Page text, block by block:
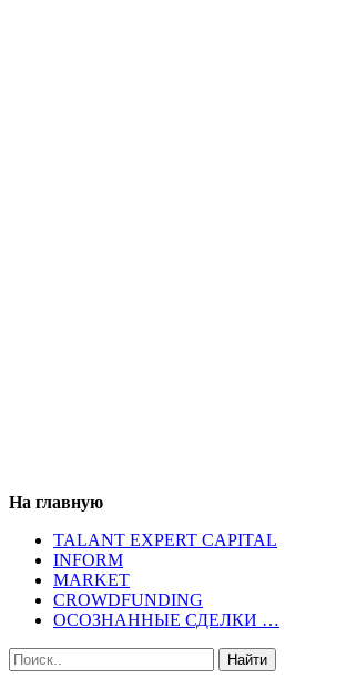
На главную
TALANT EXPERT CAPITAL
INFORM
MARKET
CROWDFUNDING
ОСОЗНАННЫЕ СДЕЛКИ …